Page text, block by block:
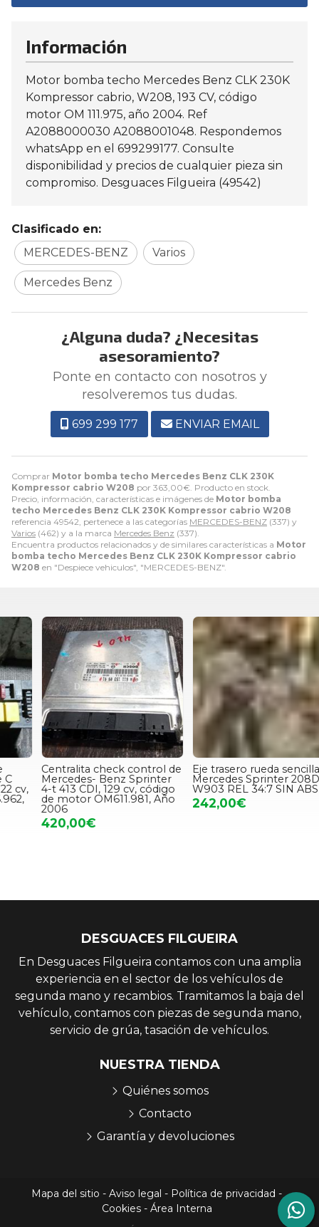
Comprar Motor bomba techo Mercedes Benz CLK 230K
Kompressor cabrio W208 por 363,00€ . Producto en stock.
Precio, información, características e imágenes de Motor bomba
techo Mercedes Benz CLK 230K Kompressor cabrio W208
referencia 49542, pertenece a las categorías MERCEDES-BENZ (337) y
Varios (462) y a la marca Mercedes Benz (337).
Encuentra productos relacionados y de similares características a Motor
bomba techo Mercedes Benz CLK 230K Kompressor cabrio
W208 en "Despiece vehiculos", "MERCEDES-BENZ".
Información
Motor bomba techo Mercedes Benz CLK 230K
Kompressor cabrio, W208, 193 CV, código
motor OM 111.975, año 2004. Ref
A2088000030 A2088001048. Respondemos
whatsApp en el 699299177. Consulte
disponibilidad y precios de cualquier pieza sin
compromiso. Desguaces Filgueira (49542)
Clasificado en:
MERCEDES-BENZ
Varios
Mercedes Benz
¿Alguna duda? ¿Necesitas
asesoramiento?
Ponte en contacto con nosotros y
resolveremos tus dudas.
699 299 177 ENVIAR EMAIL
Centralita check control de
Mercedes- Benz Sprinter
4-t 413 CDI, 129 cv, código
de motor OM611.981, Año
420,00€
Eje trasero rueda sencilla
Mercedes Sprinter 208D
W903 REL 34:7 SIN ABS
242,00€
DESGUACES FILGUEIRA
En Desguaces Filgueira contamos con una amplia
experiencia en el sector de los vehículos de
segunda mano y recambios. Tramitamos la baja del
vehículo, contamos con piezas de segunda mano,
servicio de grúa, tasación de vehículos.
NUESTRA TIENDA
Quiénes somos
Contacto
Garantía y devoluciones
Mapa del sitio - Aviso legal - Política de privacidad -
Cookies- Área Interna